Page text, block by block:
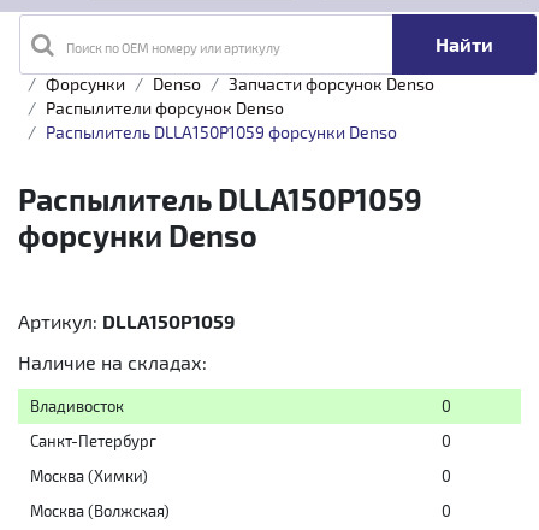
Поиск по OEM номеру или артикулу
Главная Каталог товаров
Топливная аппаратура
Форсунки
Denso
Запчасти форсунок Denso
Распылители форсунок Denso
Распылитель DLLA150P1059 форсунки Denso
Распылитель DLLA150P1059
форсунки Denso
Артикул: DLLA150P1059
Наличие на складах:
Владивосток
0
Санкт-Петербург
0
Москва (Химки)
0
Москва (Волжская)
0